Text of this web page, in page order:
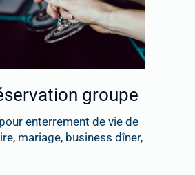
groupe
enterrement de vie de
mariage, business dîner,